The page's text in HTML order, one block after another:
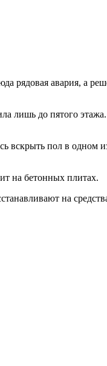
авария, а
лишь до пятого
вскрыть пол в одном
на бетонных плитах.
на